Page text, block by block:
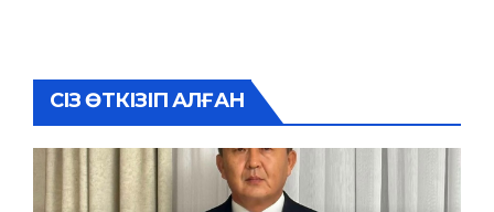
СІЗ ӨТКІЗІП АЛҒАН